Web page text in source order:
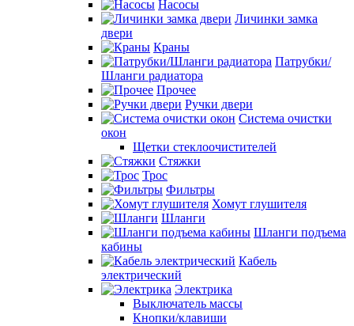
Насосы
Личинки замка
двери
Краны
Патрубки/
Шланги радиатора
Прочее
Ручки двери
Система очистки
окон
Щетки стеклоочистителей
Стяжки
Трос
Фильтры
Хомут глушителя
Шланги
Шланги подъема
кабины
Кабель
электрический
Электрика
Выключатель массы
Кнопки/клавиши